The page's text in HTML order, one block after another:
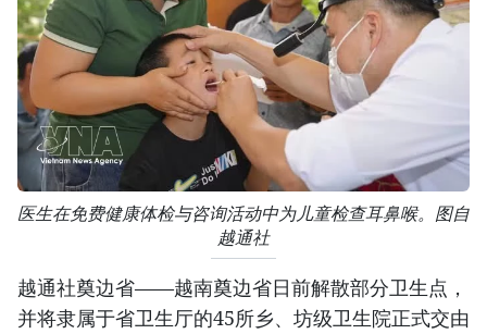
医生在免费健康体检与咨询活动中为儿童检查耳鼻喉。图自
越通社
越通社奠边省——越南奠边省日前解散部分卫生点，
并将隶属于省卫生厅的45所乡、坊级卫生院正式交由